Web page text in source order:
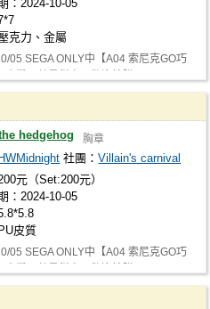
：2024-10-05
克力、金屬
05 SEGA ONLY中【A04 索尼克GO巧
hedgehog 胸章
HWMidnight 社團：Villain's carnival
元（Set:200元）
：2024-10-05
皮質
05 SEGA ONLY中【A04 索尼克GO巧